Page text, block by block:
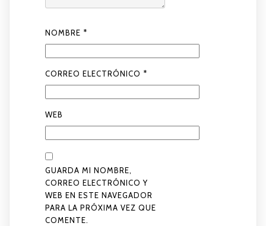
NOMBRE *
CORREO ELECTRÓNICO *
WEB
GUARDA MI NOMBRE,
CORREO ELECTRÓNICO Y
WEB EN ESTE NAVEGADOR
PARA LA PRÓXIMA VEZ QUE
COMENTE.